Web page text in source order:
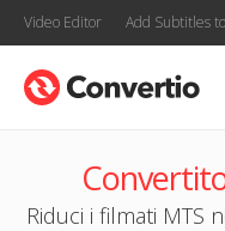
Video Editor Add Subtitles
Riduci i filmati MTS